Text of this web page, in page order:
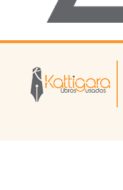
Librería Kattigara